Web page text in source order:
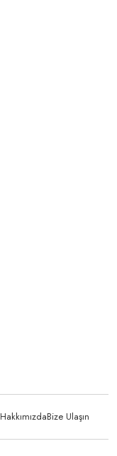
HakkımızdaBize Ulaşın